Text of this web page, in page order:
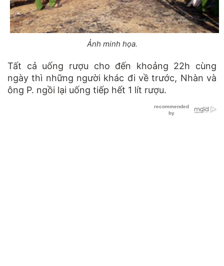
Ảnh minh họa.
Tất cả uống rượu cho đến khoảng 22h cùng
ngày thì những người khác đi về trước, Nhàn và
ông P. ngồi lại uống tiếp hết 1 lít rượu.